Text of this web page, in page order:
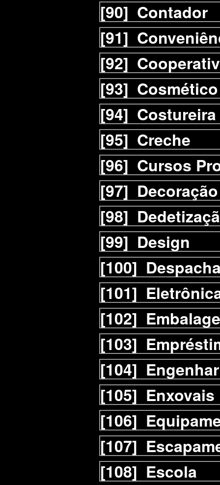
[90] Contador
[91]
[92]
[93] Cosmético
[94] Costureira
[95] Creche
[96] Cursos
[97] Decoração
[98]
[99] Design
[100]
[101]
[102]
[103]
[104]
[105] Enxovais
[106]
[107]
[108] Escola